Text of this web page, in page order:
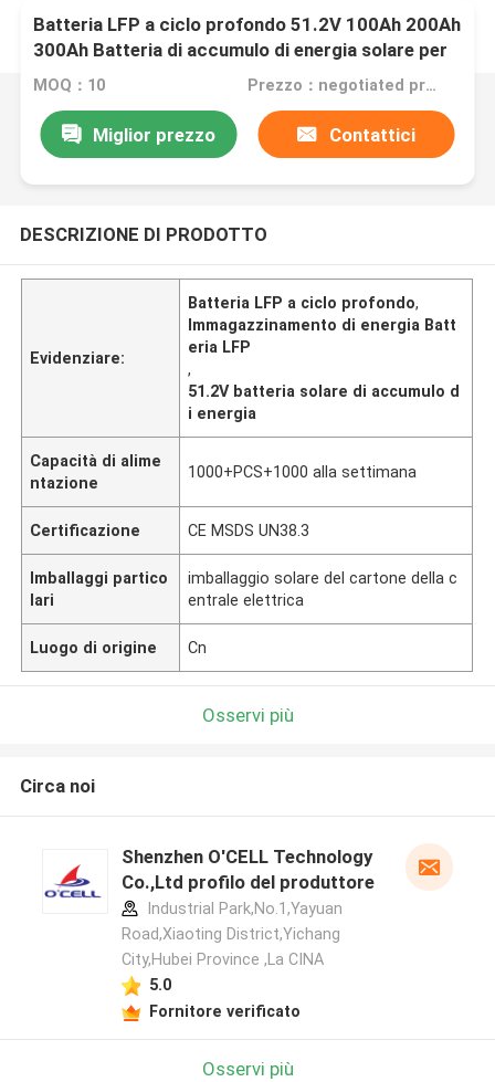
Batteria LFP a ciclo profondo 51.2V 100Ah 200Ah
300Ah Batteria di accumulo di energia solare per
la casa
MOQ：10 Prezzo：negotiated price
Miglior prezzo Contattici
DESCRIZIONE DI PRODOTTO
Evidenziare:
Batteria LFP a ciclo profondo,
Immagazzinamento di energia Batt
eria LFP
,
51.2V batteria solare di accumulo d
i energia
Capacità di alime
ntazione
1000+PCS+1000 alla settimana
Certificazione CE MSDS UN38.3
Imballaggi partico
lari
imballaggio solare del cartone della c
entrale elettrica
Luogo di origine Cn
Osservi più
Circa noi
Shenzhen O'CELL Technology
Co.,Ltd profilo del produttore
Industrial Park,No.1,Yayuan
Road,Xiaoting District,Yichang
City,Hubei Province ,La CINA
5.0
Fornitore verificato
Osservi più